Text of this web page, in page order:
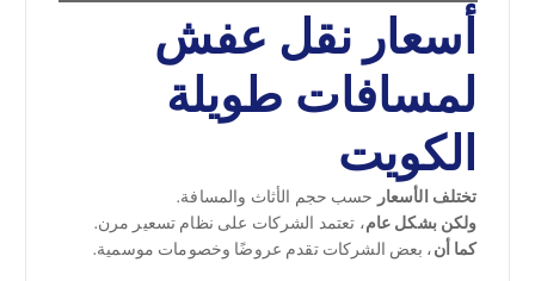
أسعار نقل عفش
لمسافات طويلة
الكويت
تختلف الأسعارحسب حجم الأثاث والمسافة.
ولكن بشكل عام، تعتمد الشركات على نظام تسعير مرن.
كما أن، بعض الشركات تقدم عروضًا وخصومات موسمية.